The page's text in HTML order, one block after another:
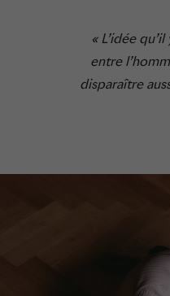
« L’idée
entre
disparaître